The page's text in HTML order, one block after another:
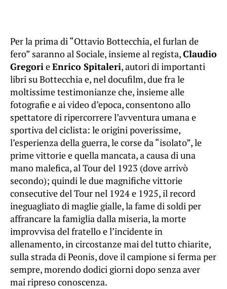
Per la prima di “Ottavio Bottecchia, el furlan de
fero” saranno al Sociale, insieme al regista,Claudio
GregorieEnrico Spitaleri, autori di importanti
libri su Bottecchia e, nel docufilm, due fra le
moltissime testimonianze che, insieme alle
fotografie e ai video d’epoca, consentono allo
spettatore di ripercorrere l’avventura umana e
sportiva del ciclista: le origini poverissime,
l’esperienza della guerra, le corse da “isolato”, le
prime vittorie e quella mancata, a causa di una
mano malefica, al Tour del 1923 (dove arrivò
secondo); quindi le due magnifiche vittorie
consecutive del Tour nel 1924 e 1925, il record
ineguagliato di maglie gialle, la fame di soldi per
affrancare la famiglia dalla miseria, la morte
improvvisa del fratello e l’incidente in
allenamento, in circostanze mai del tutto chiarite,
sulla strada di Peonis, dove il campione si ferma per
sempre, morendo dodici giorni dopo senza aver
mai ripreso conoscenza.